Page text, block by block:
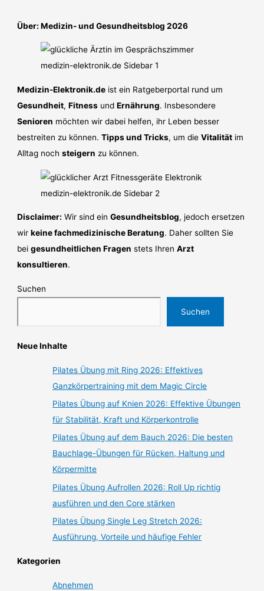
Über: Medizin- und Gesundheitsblog 2026
Medizin-Elektronik.de ist ein Ratgeberportal rund um
Gesundheit,Fitness undErnährung. Insbesondere
Senioren möchten wir dabei helfen, ihr Leben besser
bestreiten zu können.Tipps und Tricks, um dieVitalität im
Alltag nochsteigern zu können.
Disclaimer: Wir sind einGesundheitsblog, jedoch ersetzen
wirkeine fachmedizinische Beratung. Daher sollten Sie
beigesundheitlichen Fragen stets IhrenArzt
konsultieren.
Suchen
Suchen
Neue Inhalte
Pilates Übung mit Ring 2026: Effektives
Ganzkörpertraining mit dem Magic Circle
Pilates Übung auf Knien 2026: Effektive Übungen
für Stabilität, Kraft und Körperkontrolle
Pilates Übung auf dem Bauch 2026: Die besten
Bauchlage-Übungen für Rücken, Haltung und
Körpermitte
Pilates Übung Aufrollen 2026: Roll Up richtig
ausführen und den Core stärken
Pilates Übung Single Leg Stretch 2026:
Ausführung, Vorteile und häufige Fehler
Kategorien
Abnehmen